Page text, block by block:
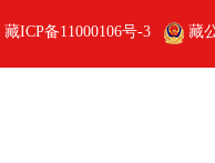
藏ICP备11000106号-3 藏